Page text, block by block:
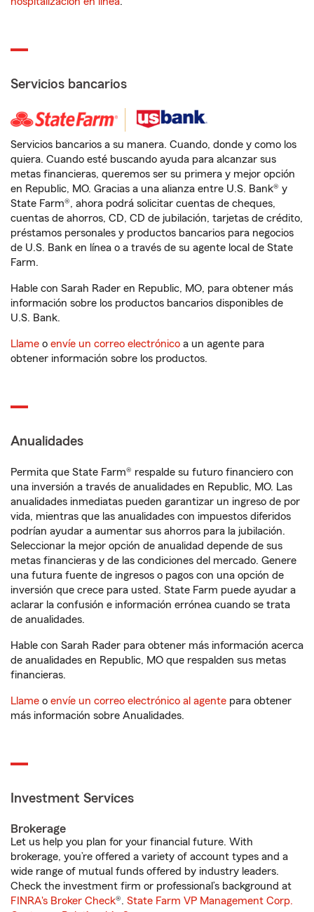
Servicios bancarios
Servicios bancarios a su manera. Cuando, donde y como los
quiera. Cuando esté buscando ayuda para alcanzar sus
metas financieras, queremos ser su primera y mejor opción
en Republic, MO. Gracias a una alianza entre U.S. Bank® y
State Farm®, ahora podrá solicitar cuentas de cheques,
cuentas de ahorros, CD, CD de jubilación, tarjetas de crédito,
préstamos personales y productos bancarios para negocios
de U.S. Bank en línea o a través de su agente local de State
Farm.
Hable con Sarah Rader en Republic, MO, para obtener más
información sobre los productos bancarios disponibles de
U.S. Bank.
Llame o envíe un correo electrónico a un agente para
obtener información sobre los productos.
Anualidades
Permita que State Farm® respalde su futuro financiero con
una inversión a través de anualidades en Republic, MO. Las
anualidades inmediatas pueden garantizar un ingreso de por
vida, mientras que las anualidades con impuestos diferidos
podrían ayudar a aumentar sus ahorros para la jubilación.
Seleccionar la mejor opción de anualidad depende de sus
metas financieras y de las condiciones del mercado. Genere
una futura fuente de ingresos o pagos con una opción de
inversión que crece para usted. State Farm puede ayudar a
aclarar la confusión e información errónea cuando se trata
de anualidades.
Hable con Sarah Rader para obtener más información acerca
de anualidades en Republic, MO que respalden sus metas
financieras.
Llame o envíe un correo electrónico al agente para obtener
más información sobre Anualidades.
Investment Services
Brokerage
Let us help you plan for your financial future. With
brokerage, you’re offered a variety of account types and a
wide range of mutual funds offered by industry leaders.
Check the investment firm or professional’s background at
FINRA's Broker Check®. State Farm VP Management Corp.